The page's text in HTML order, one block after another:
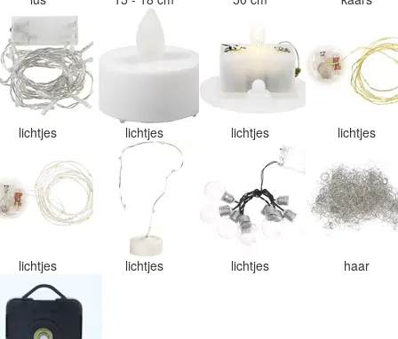
lichtjes lichtjes lichtjes lichtjes
lichtjes lichtjes lichtjes haar